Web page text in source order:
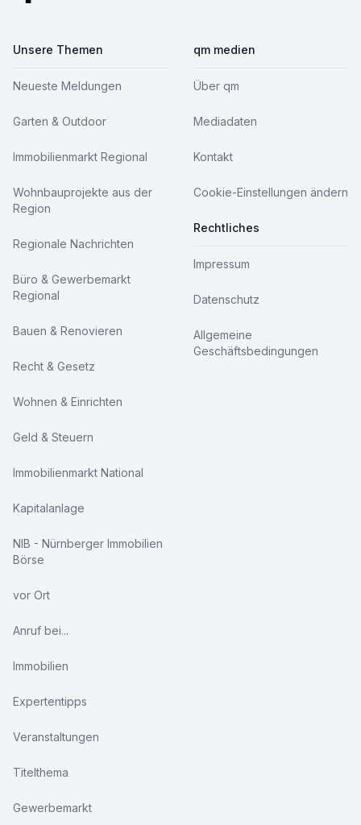
Unsere Themen
Neueste Meldungen
Garten & Outdoor
Immobilienmarkt Regional
Wohnbauprojekte aus der
Region
Regionale Nachrichten
Büro & Gewerbemarkt
Regional
Bauen & Renovieren
Recht & Gesetz
Wohnen & Einrichten
Geld & Steuern
Immobilienmarkt National
Kapitalanlage
NIB - Nürnberger Immobilien
Börse
vor Ort
Anruf bei...
Immobilien
Expertentipps
Veranstaltungen
Titelthema
Gewerbemarkt
qm medien
Über qm
Mediadaten
Kontakt
Cookie-Einstellungen ändern
Rechtliches
Impressum
Datenschutz
Allgemeine
Geschäftsbedingungen